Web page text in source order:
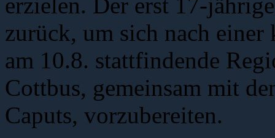
zurück, um sich nach einer
am 10.8. stattfindende
Cottbus, gemeinsam mit
Caputs, vorzubereiten.